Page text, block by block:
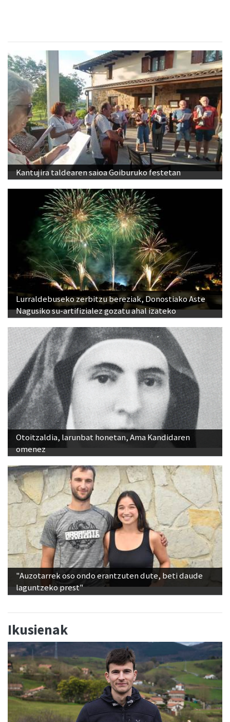
Kantujira taldearen saioa Goiburuko festetan
Lurraldebuseko zerbitzu bereziak, Donostiako Aste
Nagusiko su-artifizialez gozatu ahal izateko
Otoitzaldia, larunbat honetan, Ama Kandidaren
omenez
"Auzotarrek oso ondo erantzuten dute, beti daude
laguntzeko prest"
Ikusienak